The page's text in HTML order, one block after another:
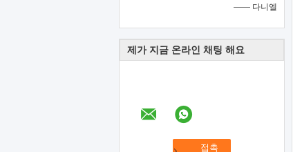
—— 다니엘
제가 지금 온라인 채팅 해요